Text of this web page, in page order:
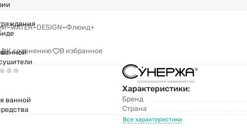
ванной
ванной
–WATER–DESIGN–Флюид+
К сравнению В избранное
Характеристики:
Бренд
Страна
Все характеристики